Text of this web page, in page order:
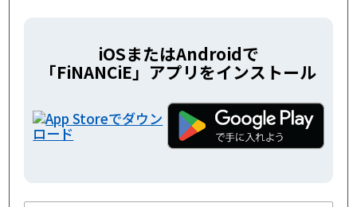
iOSまたはAndroidで
「FiNANCiE」アプリをインストール